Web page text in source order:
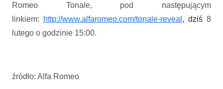
Romeo Tonale, pod następującym
linkiem:
http://www.alfaromeo.com/tonale-reveal , dziś 8
lutego o godzinie 15:00.
źródło: Alfa Romeo